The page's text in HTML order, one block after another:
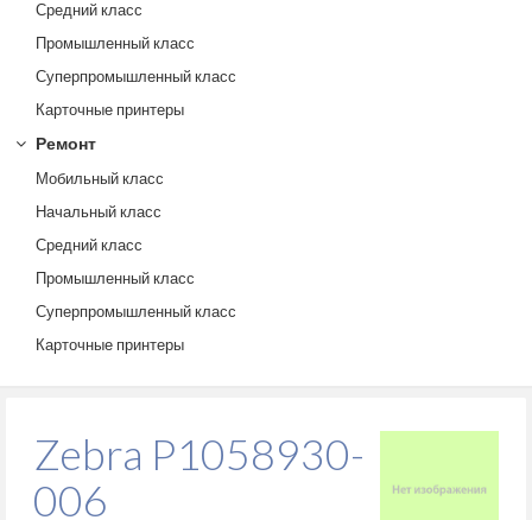
Средний класс
Промышленный класс
Суперпромышленный класс
Карточные принтеры
Ремонт
Мобильный класс
Начальный класс
Средний класс
Промышленный класс
Суперпромышленный класс
Карточные принтеры
Zebra P1058930-
006